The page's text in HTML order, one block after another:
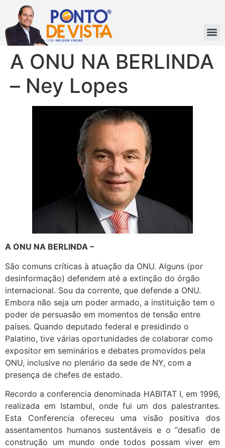
A ONU NA BERLINDA
– Ney Lopes
A ONU NA BERLINDA –
São comuns críticas à atuação da ONU. Alguns (por
desinformação) defendem até a extinção do órgão
internacional. Sou da corrente, que defende a ONU.
Embora não seja um poder armado, a instituição tem o
poder de persuasão em momentos de tensão entre
países. Quando deputado federal e presidindo o
Palatino, tive várias oportunidades de colaborar como
expositor em seminários e debates promovidos pela
ONU, inclusive no plenário da sede de NY, com a
presença de chefes de estado.
Recordo a conferencia denominada HABITAT I, em 1996,
realizada em Istambul, onde fui um dos palestrantes.
Esta Conferencia ofereceu uma visão positiva dos
assentamentos humanos sustentáveis e o “desafio de
construção um mundo onde todos possam viver em